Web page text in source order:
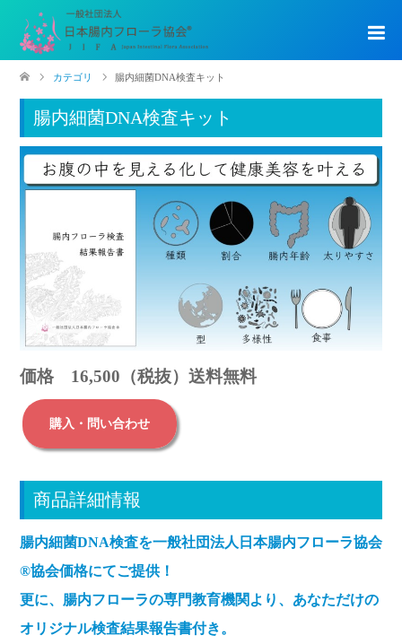
カテゴリ 腸内細菌DNA検査キット
腸内細菌DNA検査キット
価格 16,500（税抜）送料無料
購入・問い合わせ
商品詳細情報
腸内細菌DNA検査を一般社団法人日本腸内フローラ協会
®︎協会価格にてご提供！
更に、腸内フローラの専門教育機関より、あなただけの
オリジナル検査結果報告書付き。